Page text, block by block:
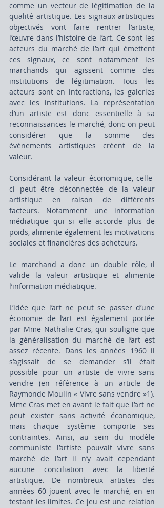
comme un vecteur de légitimation de la
qualité artistique. Les signaux artistiques
objectivés vont faire rentrer l’artiste,
l’œuvre dans l’histoire de l’art. Ce sont les
acteurs du marché de l’art qui émettent
ces signaux, ce sont notamment les
marchands qui agissent comme des
institutions de légitimation. Tous les
acteurs sont en interactions, les galeries
avec les institutions. La représentation
d’un artiste est donc essentielle à sa
reconnaissances le marché, donc on peut
considérer que la somme des
événements artistiques créent de la
valeur.
Considérant la valeur économique, celle-
ci peut être déconnectée de la valeur
artistique en raison de différents
facteurs. Notamment une information
médiatique qui si elle accorde plus de
poids, alimente également les motivations
sociales et financières des acheteurs.
Le marchand a donc un double rôle, il
valide la valeur artistique et alimente
l’information médiatique.
L’idée que l’art ne peut se passer d’une
économie de l’art est également portée
par Mme Nathalie Cras, qui souligne que
la généralisation du marché de l’art est
assez récente. Dans les années 1960 il
s’agissait de se demander s’il était
possible pour un artiste de vivre sans
vendre (en référence à un article de
Raymonde Moulin « Vivre sans vendre »1).
Mme Cras met en avant le fait que l’art ne
peut exister sans activité économique,
mais chaque système comporte ses
contraintes. Ainsi, au sein du modèle
communiste l’artiste pouvait vivre sans
marché de l’art il n’y avait cependant
aucune conciliation avec la liberté
artistique. De nombreux artistes des
années 60 jouent avec le marché, en en
testant les limites. Ce jeu est une relation